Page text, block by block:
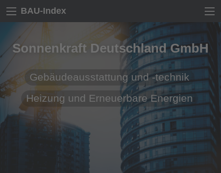
BAU-Index
Sonnenkraft Deutschland GmbH
Gebäudeausstattung und -technik
Heizung und Erneuerbare Energien